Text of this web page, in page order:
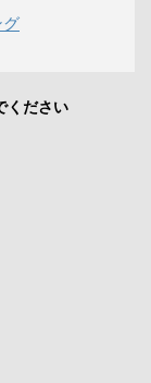
グ
ください